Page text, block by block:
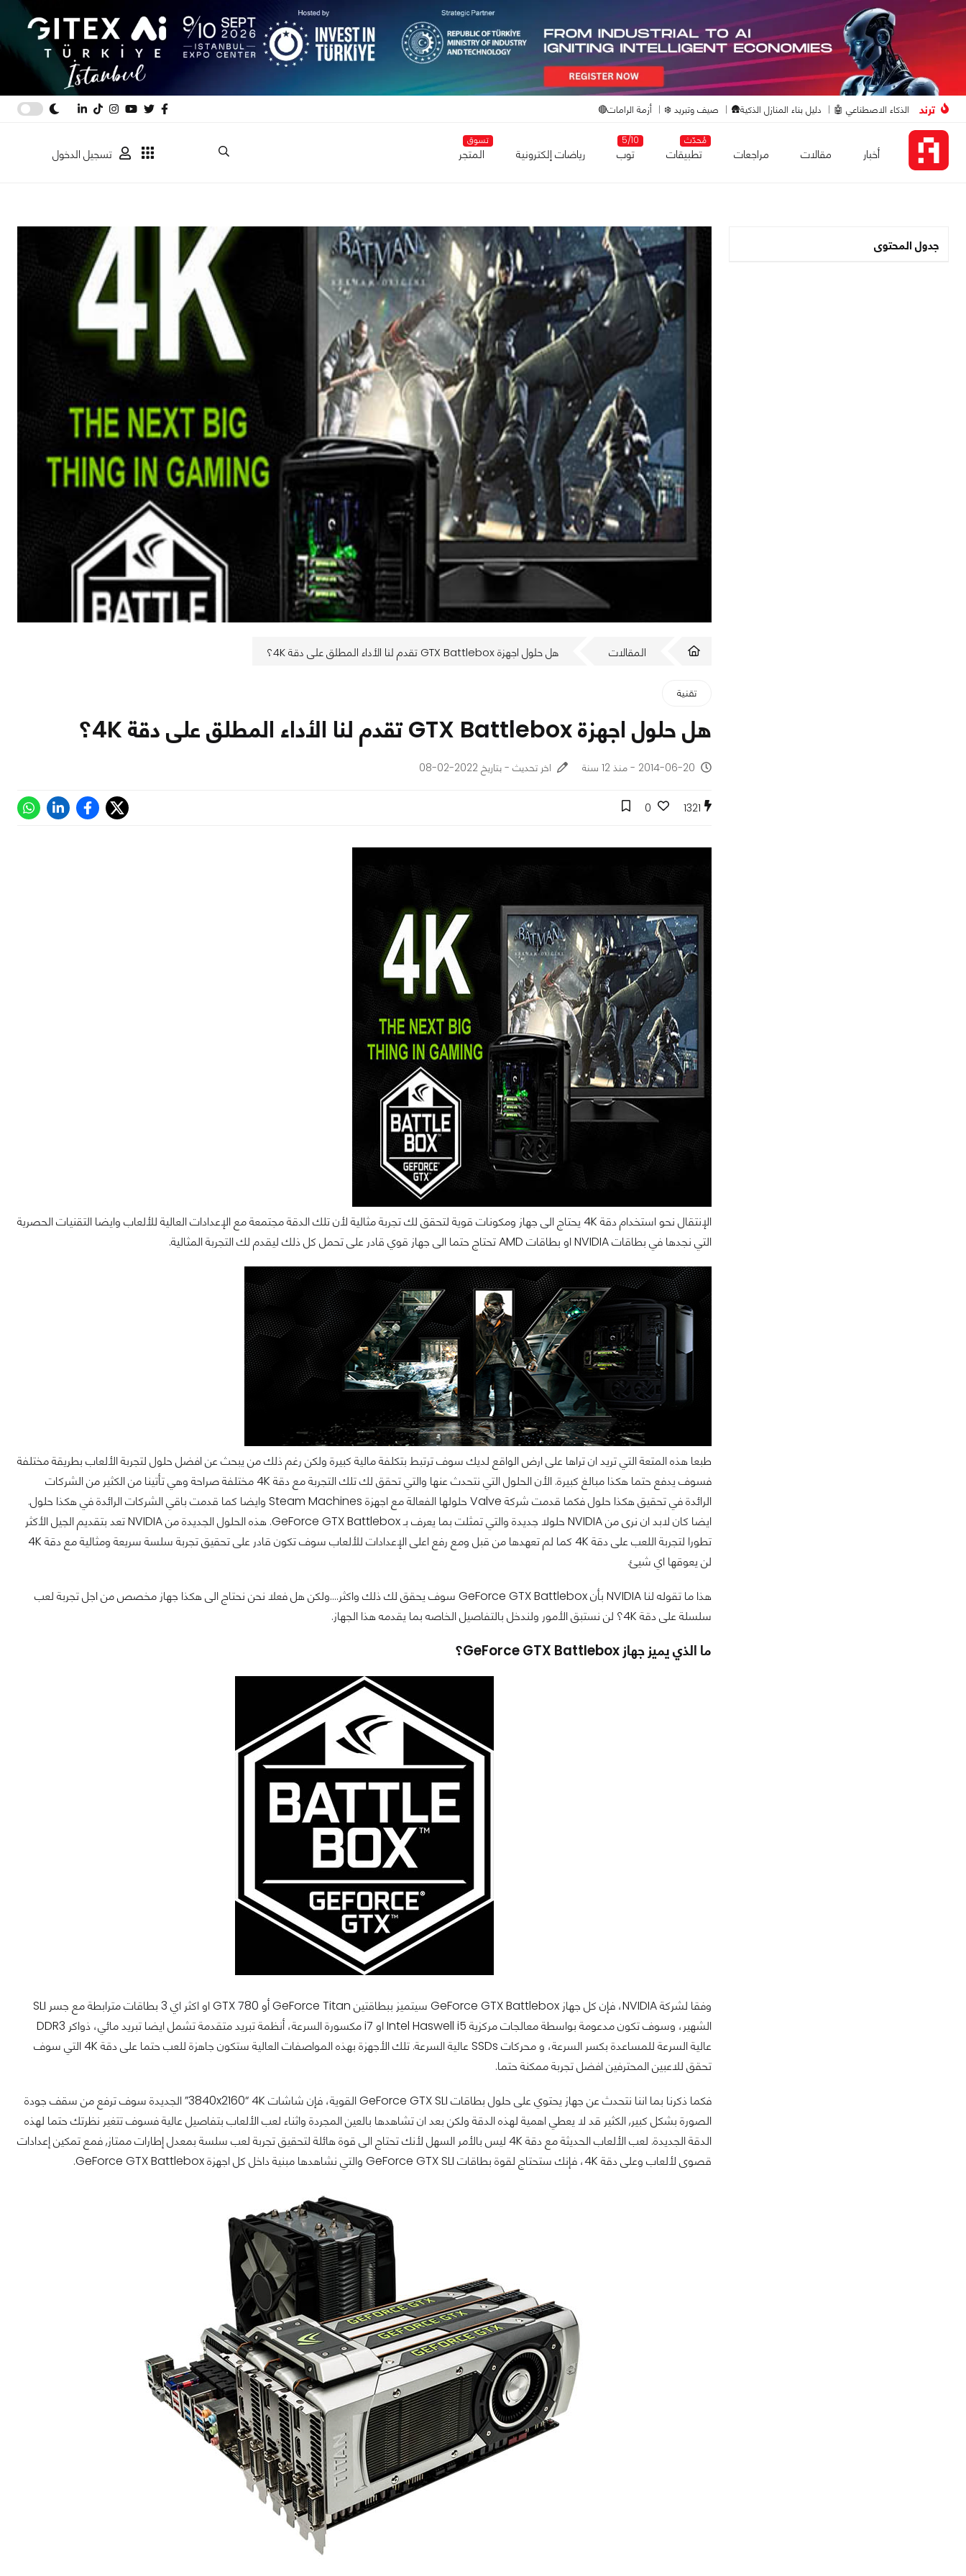
ترند الذكاء الاصطناعي 🤖 دليل بناء المنازل الذكية🛖 صيف وتبريد ❄️ أزمة الرامات🔴
أخبار مقالات مراجعات
مُحدّث
تطبيقات
5/10
توب رياضات إلكترونية
تسوق
المتجر تسجيل الدخول
جدول المحتوى
المقالات هل حلول اجهزة GTX Battlebox تقدم لنا الأداء المطلق على دقة 4K؟
تقنية
هل حلول اجهزة GTX Battlebox تقدم لنا الأداء المطلق على دقة 4K؟
2014-06-20 - منذ 12 سنة اخر تحديث - بتاريخ 2022-02-08
1321
0
الإنتقال نحو استخدام دقة 4K يحتاج الى جهاز ومكونات قوية لتحقق لك تجربة مثالية لأن تلك الدقة مجتمعة مع الإعدادات العالية للألعاب وايضا التقنيات الحصرية
التي نجدها في بطاقات NVIDIA او بطاقات AMD تحتاج حتما الى جهاز قوي قادر على تحمل كل ذلك ليقدم لك التجربة المثالية.
طبعا هذه المتعة التي تريد ان تراها على ارض الواقع لديك سوف ترتبط بتكلفة مالية كبيرة ولكن رغم ذلك من يبحث عن افضل حلول لتجربة الألعاب بطريقة مختلفة
فسوف يدفع حتما هكذا مبالغ كبيرة. الأن الحلول التي نتحدث عنها والتي تحقق لك تلك التجربة مع دقة 4K مختلفة صراحة وهي تأتينا من الكثير من الشركات
الرائدة في تحقيق هكذا حلول فكما قدمت شركة Valve حلولها الفعالة مع اجهزة Steam Machines وايضا كما قدمت باقي الشركات الرائدة في هكذا حلول.
ايضا كان لابد ان نرى من NVIDIA حلولا جديدة والتي تمثلت بما يعرف بـ GeForce GTX Battlebox. هذه الحلول الجديدة من NVIDIA تعد بتقديم الجيل الأكثر
تطورا لتجربة اللعب على دقة 4K كما لم تعهدها من قبل ومع رفع اعلى الإعدادات للألعاب سوف تكون قادر على تحقيق تجربة سلسة سريعة ومثالية مع دقة 4K
لن يعوقها اي شيئ.
هذا ما تقوله لنا NVIDIA بأن GeForce GTX Battlebox سوف يحقق لك ذلك واكثر....ولكن هل فعلا نحن نحتاج الى هكذا جهاز مخصص من اجل تجربة لعب
سلسلة على دقة 4K؟ لن نستبق الأمور ولندخل بالتفاصيل الخاصه بما يقدمه هذا الجهاز.
ما الذي يميز جهاز GeForce GTX Battlebox؟
وفقا لشركة NVIDIA، فإن كل جهاز GeForce GTX Battlebox سيتميز ببطاقتين GeForce Titan أو GTX 780 او اكثر اي 3 بطاقات مترابطة مع جسر SLI
الشهير، وسوف تكون مدعومة بواسطة معالجات مركزية Intel Haswell i5 او i7 مكسورة السرعة، أنظمة تبريد متقدمة تشمل ايضا تبريد مائي، ذواكر DDR3
عالية السرعة للمساعدة بكسر السرعة، و محركات SSDs عالية السرعة. تلك الأجهزة بهذه المواصفات العالية ستكون جاهزة للعب حتما على دقة 4K التي سوف
تحقق للاعبين المحترفين افضل تجربة ممكنة حتما.
فكما ذكرنا بما اننا نتحدث عن جهاز يحتوي على حلول بطاقات GeForce GTX SLI القوية، فإن شاشات 3840x2160“ 4K” الجديدة سوف ترفع من سقف جودة
الصورة بشكل كبير, الكثير قد لا يعطي اهمية لهذه الدقة ولكن بعد ان تشاهدها بالعين المجردة واثناء لعب الألعاب بتفاصيل عالية فسوف تتغير نظرتك حتما لهذه
الدقة الجديدة. لعب الألعاب الحديثة مع دقة 4K ليس بالأمر السهل لأنك تحتاج الى قوة هائلة لتحقيق تجربة لعب سلسة بمعدل إطارات ممتاز, فمع تمكين إعدادات
قصوى لألعاب وعلى دقة 4K، فإنك ستحتاج لقوة بطاقات GeForce GTX SLI والتي نشاهدها مبنية داخل كل اجهزة GeForce GTX Battlebox.